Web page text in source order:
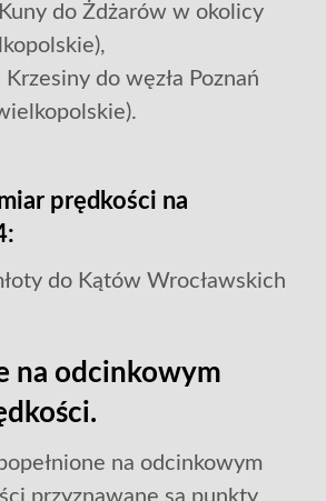
do Żdżarów w okolicy
Krzesiny do węzła Poznań
prędkości na
do Kątów Wrocławskich
na odcinkowym
na odcinkowym
przyznawane są punkty